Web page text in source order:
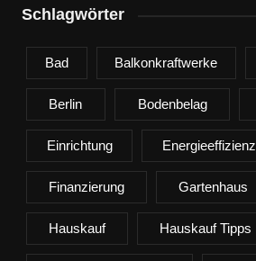
Schlagwörter
Bad Balkonkraftwerke
Berlin Bodenbelag
Einrichtung Energieeffizienz
Finanzierung Gartenhaus
Hauskauf Hauskauf Tipps